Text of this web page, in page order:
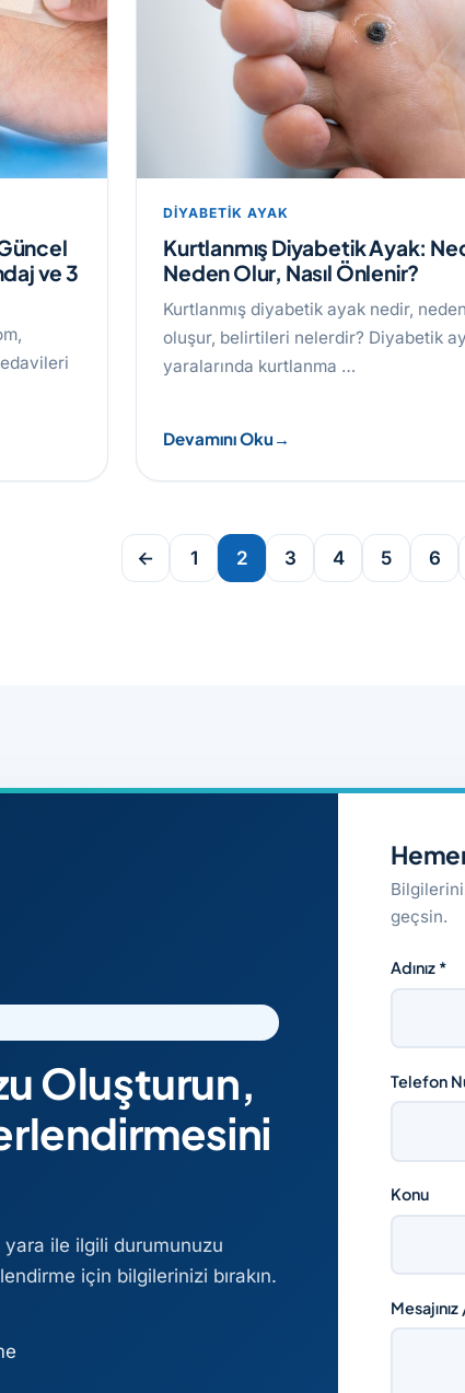
ve 3
DIYABETIK AYAK
Kurtlanmış Diyabetik Ayak:
Neden Olur, Nasıl Önlenir?
Kurtlanmış diyabetik ayak nedir, neden
oluşur, belirtileri nelerdir? Diyabetik
yaralarında kurtlanma …
Devamını Oku
← 1 2 3 4 5 6
Oluşturun,
ile ilgili durumunuzu
için bilgilerinizi bırakın.
geçsin.
Adınız *
Telefon
Konu